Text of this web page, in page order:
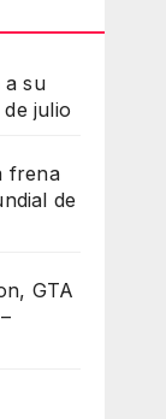
a su
julio
frena
de
GTA